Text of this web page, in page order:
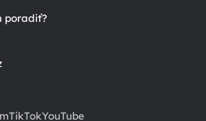
poradiť?
TikTokYouTube